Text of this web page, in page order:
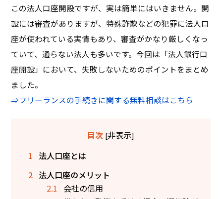
この法人口座開設ですが、実は簡単にはいきません。開
設には審査がありますが、特殊詐欺などの犯罪に法人口
座が使われている実情もあり、審査がかなり厳しくなっ
ていて、通らない法人も多いです。今回は「法人銀行口
座開設」において、失敗しないためのポイントをまとめ
ました。
⇒フリーランスの手続きに関する無料相談はこちら
目次 [非表示]
1 法人口座とは
2 法人口座のメリット
2.1
会社の信用